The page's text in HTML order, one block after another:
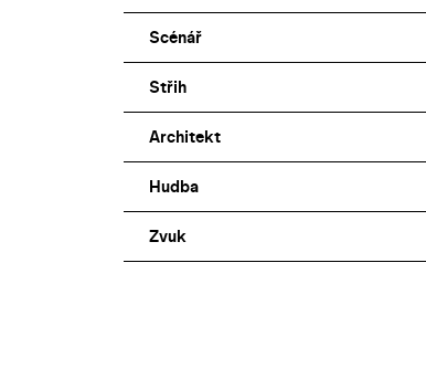
Scénář
Střih
Architekt
Hudba
Zvuk